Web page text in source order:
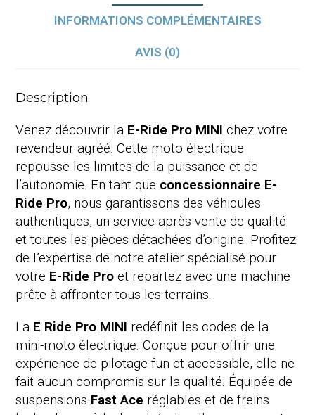
INFORMATIONS COMPLÉMENTAIRES
AVIS (0)
Description
Venez découvrir la E-Ride Pro MINI chez votre
revendeur agréé. Cette moto électrique
repousse les limites de la puissance et de
l’autonomie. En tant que concessionnaire E-
Ride Pro, nous garantissons des véhicules
authentiques, un service après-vente de qualité
et toutes les pièces détachées d’origine. Profitez
de l’expertise de notre atelier spécialisé pour
votre E-Ride Pro et repartez avec une machine
prête à affronter tous les terrains.
La E Ride Pro MINI redéfinit les codes de la
mini-moto électrique. Conçue pour offrir une
expérience de pilotage fun et accessible, elle ne
fait aucun compromis sur la qualité. Équipée de
suspensions Fast Ace réglables et de freins